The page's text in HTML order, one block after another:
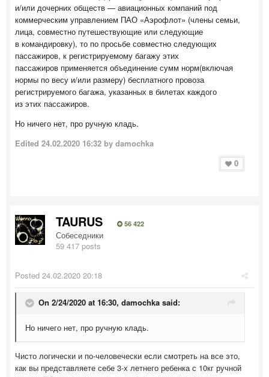
и/или дочерних обществ — авиационных компаний под
коммерческим управлением ПАО «Аэрофлот» (члены семьи,
лица, совместно путешествующие или следующие
в командировку), то по просьбе совместно следующих
пассажиров, к регистрируемому багажу этих
пассажиров применяется объединение сумм норм(включая
нормы по весу и/или размеру) бесплатного провоза
регистрируемого багажа, указанных в билетах каждого
из этих пассажиров.
Но ничего нет, про ручную кладь.
Edited 24.02.2020 16:32 by damochka
0
TAURUS 56 422
Собеседники
59 417 posts
Posted 24.02.2020 20:18
On 2/24/2020 at 16:30, damochka said:
Но ничего нет, про ручную кладь.
Чисто логически и по-человечески если смотреть на все это,
как вы представляете себе 3-х летнего ребенка с 10кг ручной